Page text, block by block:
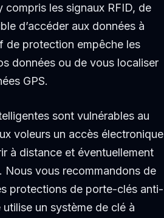
compris les signaux RFID, de
d’accéder aux données à
de protection empêche les
données ou de vous localiser
GPS.
sont vulnérables au
voleurs un accès électronique
à distance et éventuellement
Nous vous recommandons de
protections de porte-clés anti-
un système de clé à